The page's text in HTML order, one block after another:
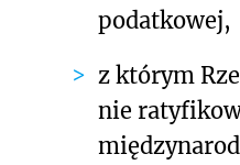
podatkowej,
z którym
nie